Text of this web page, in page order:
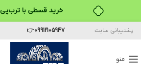
خرید قسطی با ترب‌پی
۴ قسط، بدون کارمزد
بدون ضامن، بدون سود
پشتیبانی سایت 09912105947
👉
منو